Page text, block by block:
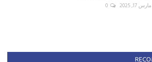
مارس 17, 2025 0